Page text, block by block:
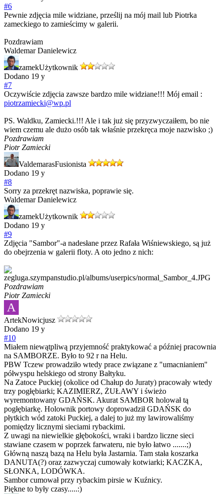
#6
Pewnie zdjęcia mile widziane, prześlij na mój mail lub Piotrka
zameckiego to zamieścimy w galerii.
Pozdrawiam
Waldemar Danielewicz
zamekUżytkownik
Dodano 19 y
#7
Oczywiście zdjęcia zawsze bardzo mile widziane!!! Mój email :
piotrzamiecki@wp.pl
PS. Waldku, Zamiecki.!!! Ale i tak już się przyzwyczaiłem, bo nie
wiem czemu ale dużo osób tak właśnie przekręca moje nazwisko ;)
Pozdrawiam
Piotr Zamiecki
ValdemarasFusionista
Dodano 19 y
#8
Sorry za przekręt nazwiska, poprawie się.
Waldemar Danielewicz
zamekUżytkownik
Dodano 19 y
#9
Zdjęcia "Sambor"-a nadesłane przez Rafała Wiśniewskiego, są już
do obejrzenia w galerii floty. A oto jedno z nich:
Pozdrawiam
Piotr Zamiecki
A
ArtekNowicjusz
Dodano 19 y
#10
Miałem niewątpliwą przyjemność praktykować a później pracownia
na SAMBORZE. Było to 92 r na Helu.
PBW Tczew prowadziło wtedy prace związane z "umacnianiem"
półwyspu helskiego od strony Bałtyku.
Na Zatoce Puckiej (okolice od Chałup do Juraty) pracowały wtedy
trzy pogłębiarki; KAZIMIERZ, ŻUŁAWY i świeżo
wyremontowany GDAŃSK. Akurat SAMBOR holował tą
pogłębiarkę. Holownik portowy doprowadził GDAŃSK do
płytkich wód zatoki Puckiej, a dalej to już my lawirowaliśmy
pomiędzy licznymi sieciami rybackimi.
Z uwagi na niewielkie głębokości, wraki i bardzo liczne sieci
stawiane czasem w poprzek farwateru, nie było łatwo .......;)
Główną naszą bazą na Helu była Jastarnia. Tam stała koszarka
DANUTA(?) oraz zazwyczaj cumowały kotwiarki; KACZKA,
SŁONKA, LODÓWKA.
Sambor cumował przy rybackim pirsie w Kuźnicy.
Piękne to były czasy.....:)